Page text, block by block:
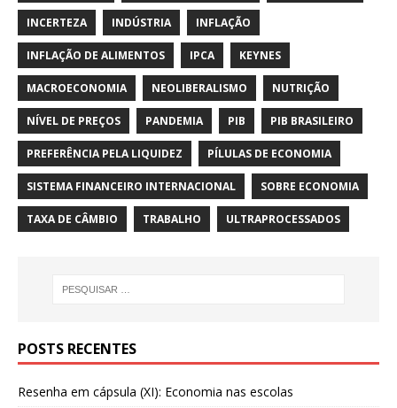
INCERTEZA INDÚSTRIA INFLAÇÃO
INFLAÇÃO DE ALIMENTOS IPCA KEYNES
MACROECONOMIA NEOLIBERALISMO NUTRIÇÃO
NÍVEL DE PREÇOS PANDEMIA PIB PIB BRASILEIRO
PREFERÊNCIA PELA LIQUIDEZ PÍLULAS DE ECONOMIA
SISTEMA FINANCEIRO INTERNACIONAL SOBRE ECONOMIA
TAXA DE CÂMBIO TRABALHO ULTRAPROCESSADOS
POSTS RECENTES
Resenha em cápsula (XI): Economia nas escolas